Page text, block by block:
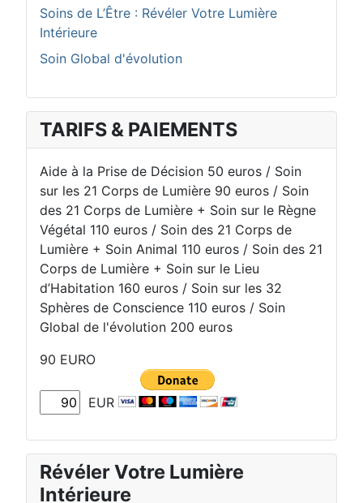
Soins de L’Être : Révéler Votre Lumière
Intérieure
Soin Global d'évolution
TARIFS & PAIEMENTS
Aide à la Prise de Décision 50 euros / Soin
sur les 21 Corps de Lumière 90 euros / Soin
des 21 Corps de Lumière + Soin sur le Règne
Végétal 110 euros / Soin des 21 Corps de
Lumière + Soin Animal 110 euros / Soin des 21
Corps de Lumière + Soin sur le Lieu
d’Habitation 160 euros / Soin sur les 32
Sphères de Conscience 110 euros / Soin
Global de l'évolution 200 euros
90 EURO
EUR
Révéler Votre Lumière
Intérieure